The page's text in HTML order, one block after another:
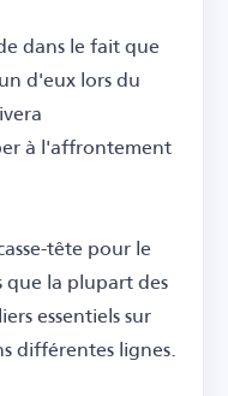
dans le fait que
d'eux lors du
à l'affrontement
tête pour le
la plupart des
essentiels sur
différentes lignes.